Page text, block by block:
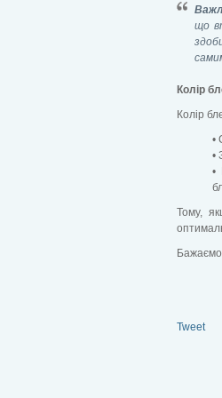
що
Колір
Колір
•
•
•
Тому,
Tweet